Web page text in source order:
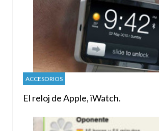
ACCESORIOS
El reloj de Apple, iWatch.